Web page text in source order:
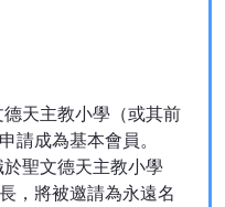
天主教小學（或其前
請成為基本會員。
聖文德天主教小學
，將被邀請為永遠名